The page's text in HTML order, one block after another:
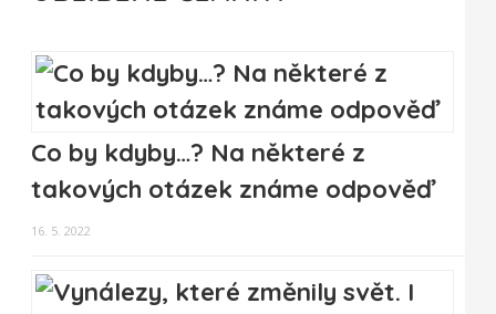
Co by kdyby…? Na některé z
takových otázek známe odpověď
16. 5. 2022